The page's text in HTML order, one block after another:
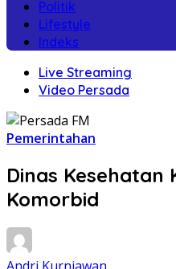
Politik
Lifestyle
Indeks
Live Streaming
Video Persada
Pemerintahan
Dinas Kesehatan
Komorbid